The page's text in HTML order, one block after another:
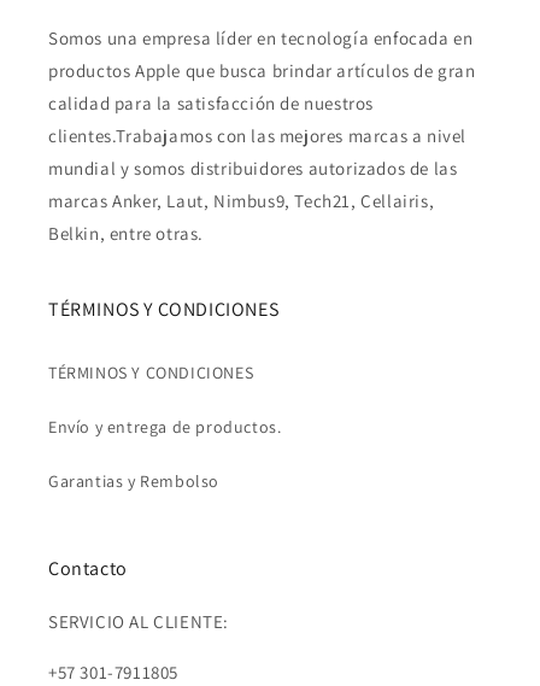
Somos una empresa líder en tecnología enfocada en
productos Apple que busca brindar artículos de gran
calidad para la satisfacción de nuestros
clientes.Trabajamos con las mejores marcas a nivel
mundial y somos distribuidores autorizados de las
marcas Anker, Laut, Nimbus9, Tech21, Cellairis,
Belkin, entre otras.
TÉRMINOS Y CONDICIONES
TÉRMINOS Y CONDICIONES
Envío y entrega de productos.
Garantias y Rembolso
Contacto
SERVICIO AL CLIENTE:
+57 301-7911805